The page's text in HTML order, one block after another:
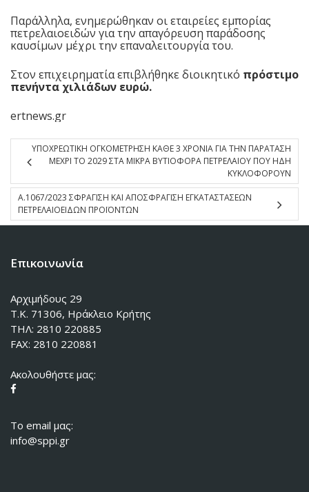
Παράλληλα, ενημερώθηκαν οι εταιρείες εμπορίας
πετρελαιοειδών για την απαγόρευση παράδοσης
καυσίμων μέχρι την επαναλειτουργία του.
Στον επιχειρηματία επιβλήθηκε διοικητικό πρόστιμο
πενήντα χιλιάδων ευρώ.
ertnews.gr
ΥΠΟΧΡΕΩΤΙΚΗ ΟΓΚΟΜΕΤΡΗΣΗ ΚΑΘΕ 3 ΧΡΟΝΙΑ ΓΙΑ ΤΗΝ ΠΑΡΑΤΑΣΗ
ΜΕΧΡΙ ΤΟ 2029 ΣΤΑ ΜΙΚΡΑ ΒΥΤΙΟΦΟΡΑ ΠΕΤΡΕΛΑΙΟΥ ΠΟΥ ΗΔΗ
ΚΥΚΛΟΦΟΡΟΥΝ
Α.1067/2023 ΣΦΡΑΓΙΣΗ ΚΑΙ ΑΠΟΣΦΡΑΓΙΣΗ ΕΓΚΑΤΑΣΤΑΣΕΩΝ
ΠΕΤΡΕΛΑΙΟΕΙΔΩΝ ΠΡΟΪΟΝΤΩΝ
Επικοινωνία
Αρχιμήδους 29
Τ.Κ. 71306, Ηράκλειο Κρήτης
ΤΗΛ: 2810 220885
FAX: 2810 220881
Ακολουθήστε μας:
To email μας:
info@sppi.gr